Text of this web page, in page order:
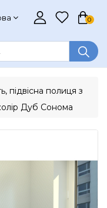
0
підвісна полиця з
Дуб Сонома